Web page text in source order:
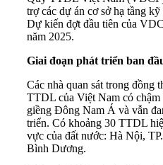
trợ các dự án cơ sở hạ tầng
Dự kiến ​​đợt đầu tiên của
năm 2025.
Giai đoạn phát triển ban
Các nhà quan sát trong đồng
TTDL của Việt Nam có
giềng Đông Nam Á và vẫn
triển. Có khoảng 30 TTDL
vực của đất nước: Hà Nội,
Bình Dương.